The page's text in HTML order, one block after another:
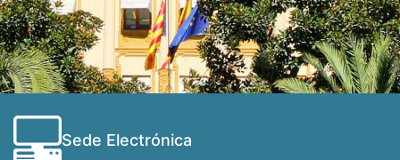
Sede Electrónica